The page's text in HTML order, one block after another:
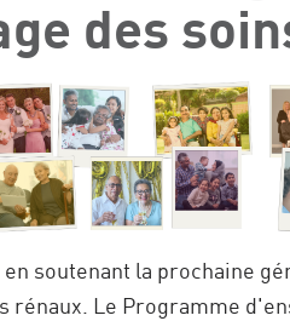
des
soutenant la prochaine
rénaux. Le Programme